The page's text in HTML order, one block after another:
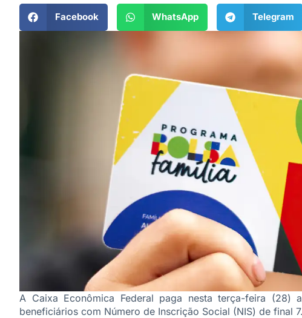
Facebook WhatsApp Telegram
A Caixa Econômica Federal paga nesta terça-feira
beneficiários com Número de Inscrição Social (NIS) de final 7.